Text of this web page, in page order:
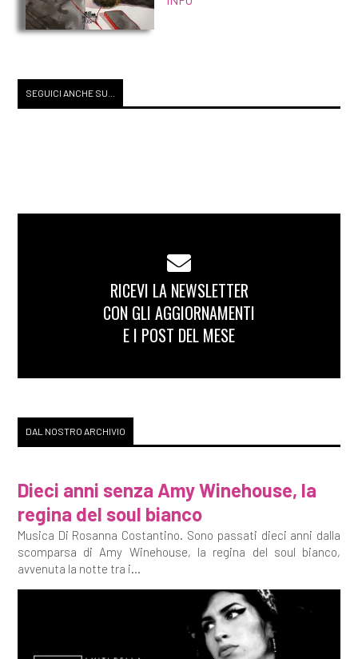
SEGUICI ANCHE SU...
RICEVI LA NEWSLETTER
CON GLI AGGIORNAMENTI
E I POST DEL MESE
DAL NOSTRO ARCHIVIO
Dieci anni senza Amy Winehouse, la
regina del soul bianco
Musica Di Rosanna Costantino. Sono passati dieci anni dalla
scomparsa di Amy Winehouse, la regina del soul bianco,
avvenuta la notte tra i...